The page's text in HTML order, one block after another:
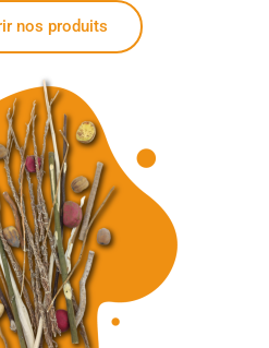
nos produits